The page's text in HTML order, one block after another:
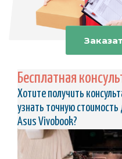
Бесплатная
Хотите получить
узнать точную стоимость
Asus Vivobook?